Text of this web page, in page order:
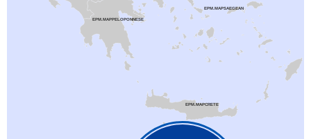
EPM.MAPPELOPONNESE
EPM.MAPSAEGEAN
EPM.MAPCRETE